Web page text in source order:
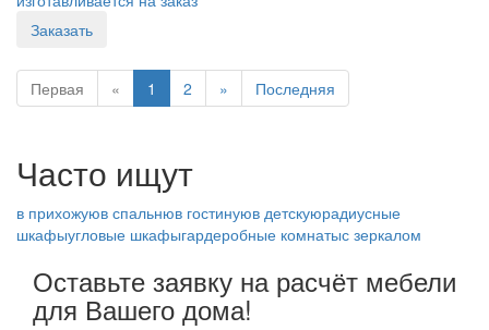
Заказать
Первая « 1 2 » Последняя
Часто ищут
в прихожуюв спальнюв гостинуюв детскуюрадиусные
шкафыугловые шкафыгардеробные комнатыс зеркалом
Оставьте заявку на расчёт мебели
для Вашего дома!